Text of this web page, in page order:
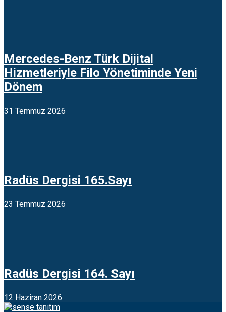
Mercedes-Benz Türk Dijital
Hizmetleriyle Filo Yönetiminde Yeni
Dönem
31 Temmuz 2026
Radüs Dergisi 165.Sayı
23 Temmuz 2026
Radüs Dergisi 164. Sayı
12 Haziran 2026